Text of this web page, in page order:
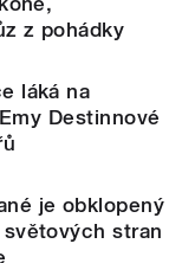
z pohádky
láká na
Destinnové
je obklopený
stran